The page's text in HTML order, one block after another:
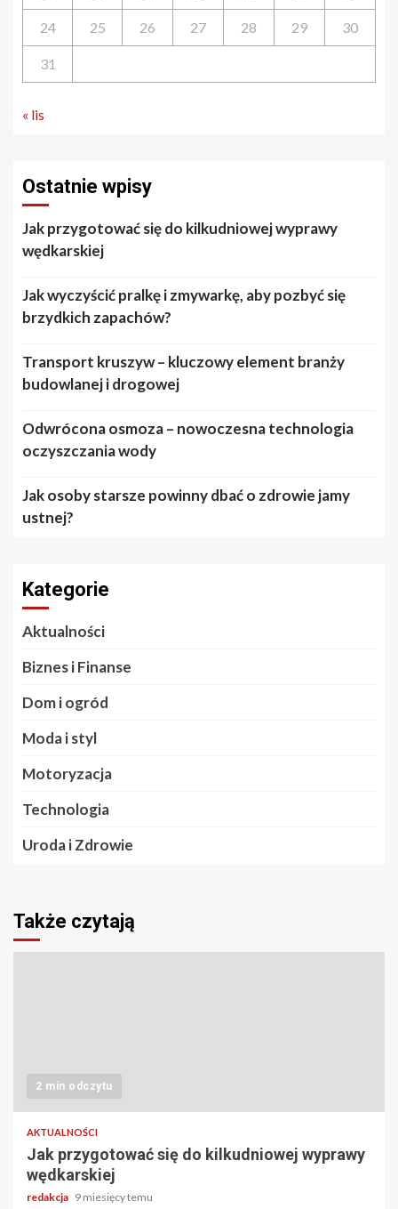
24 25 26 27 28 29 30
31
« lis
Ostatnie wpisy
Jak przygotować się do kilkudniowej wyprawy
wędkarskiej
Jak wyczyścić pralkę i zmywarkę, aby pozbyć się
brzydkich zapachów?
Transport kruszyw – kluczowy element branży
budowlanej i drogowej
Odwrócona osmoza – nowoczesna technologia
oczyszczania wody
Jak osoby starsze powinny dbać o zdrowie jamy
ustnej?
Kategorie
Aktualności
Biznes i Finanse
Dom i ogród
Moda i styl
Motoryzacja
Technologia
Uroda i Zdrowie
Także czytają
2 min odczytu
AKTUALNOŚCI
Jak przygotować się do kilkudniowej wyprawy
wędkarskiej
redakcja 9 miesięcy temu